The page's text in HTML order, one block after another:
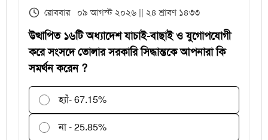
পরীক্ষকদের জন্য সময় বাড়ল ২ দিন
রোববার ০৯ আগস্ট ২০২৬ || ২৪ শ্রাবণ ১৪৩৩
উত্থাপিত ১৬টি অধ্যাদেশ যাচাই-বাছাই ও যুগোপযোগী
করে সংসদে তোলার সরকারি সিদ্ধান্তকে আপনারা কি
সমর্থন করেন ?
হ্যাঁ- 67.15%
না - 25.85%